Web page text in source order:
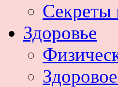
Секреты
Здоровье